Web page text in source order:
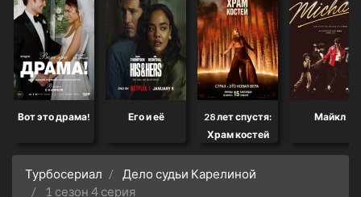
Вот это драма! Его и её
28 лет спустя:
Храм костей
Майкл
Турбосериал
Дело судьи Карелиной
1 сезон 4 серия